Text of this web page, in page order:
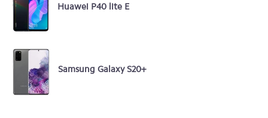
Huawei P40 lite E
Samsung Galaxy S20+